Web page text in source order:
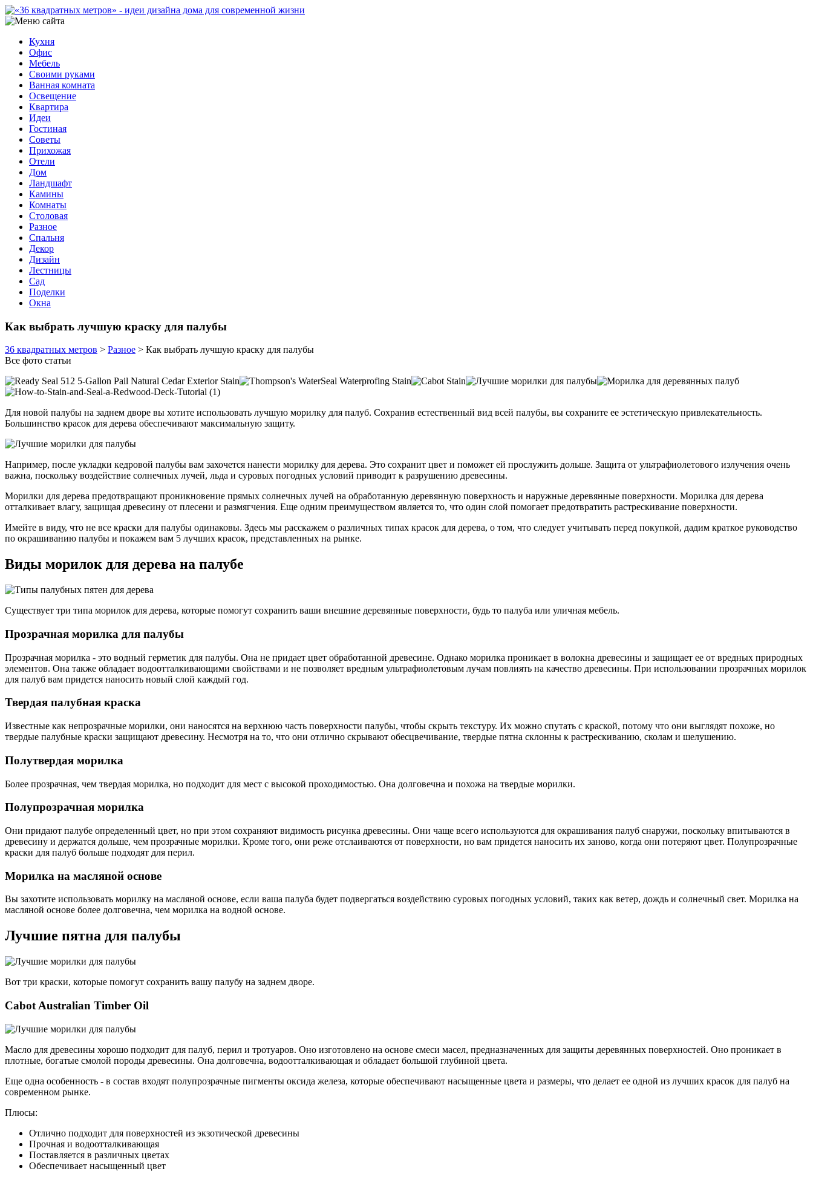
Кухня
Офис
Мебель
Своими руками
Ванная комната
Освещение
Квартира
Идеи
Гостиная
Советы
Прихожая
Отели
Дом
Ландшафт
Камины
Комнаты
Столовая
Разное
Спальня
Декор
Дизайн
Лестницы
Сад
Поделки
Окна
Как выбрать лучшую краску для палубы
36 квадратных метров > Разное > Как выбрать лучшую краску для палубы
Все фото статьи
Для новой палубы на заднем дворе вы хотите использовать лучшую морилку для палуб. Сохранив естественный вид всей палубы, вы сохраните ее эстетическую привлекательность.
Большинство красок для дерева обеспечивают максимальную защиту.
Например, после укладки кедровой палубы вам захочется нанести морилку для дерева. Это сохранит цвет и поможет ей прослужить дольше. Защита от ультрафиолетового излучения очень
важна, поскольку воздействие солнечных лучей, льда и суровых погодных условий приводит к разрушению древесины.
Морилки для дерева предотвращают проникновение прямых солнечных лучей на обработанную деревянную поверхность и наружные деревянные поверхности. Морилка для дерева
отталкивает влагу, защищая древесину от плесени и размягчения. Еще одним преимуществом является то, что один слой помогает предотвратить растрескивание поверхности.
Имейте в виду, что не все краски для палубы одинаковы. Здесь мы расскажем о различных типах красок для дерева, о том, что следует учитывать перед покупкой, дадим краткое руководство
по окрашиванию палубы и покажем вам 5 лучших красок, представленных на рынке.
Виды морилок для дерева на палубе
Существует три типа морилок для дерева, которые помогут сохранить ваши внешние деревянные поверхности, будь то палуба или уличная мебель.
Прозрачная морилка для палубы
Прозрачная морилка - это водный герметик для палубы. Она не придает цвет обработанной древесине. Однако морилка проникает в волокна древесины и защищает ее от вредных природных
элементов. Она также обладает водоотталкивающими свойствами и не позволяет вредным ультрафиолетовым лучам повлиять на качество древесины. При использовании прозрачных морилок
для палуб вам придется наносить новый слой каждый год.
Твердая палубная краска
Известные как непрозрачные морилки, они наносятся на верхнюю часть поверхности палубы, чтобы скрыть текстуру. Их можно спутать с краской, потому что они выглядят похоже, но
твердые палубные краски защищают древесину. Несмотря на то, что они отлично скрывают обесцвечивание, твердые пятна склонны к растрескиванию, сколам и шелушению.
Полутвердая морилка
Более прозрачная, чем твердая морилка, но подходит для мест с высокой проходимостью. Она долговечна и похожа на твердые морилки.
Полупрозрачная морилка
Они придают палубе определенный цвет, но при этом сохраняют видимость рисунка древесины. Они чаще всего используются для окрашивания палуб снаружи, поскольку впитываются в
древесину и держатся дольше, чем прозрачные морилки. Кроме того, они реже отслаиваются от поверхности, но вам придется наносить их заново, когда они потеряют цвет. Полупрозрачные
краски для палуб больше подходят для перил.
Морилка на масляной основе
Вы захотите использовать морилку на масляной основе, если ваша палуба будет подвергаться воздействию суровых погодных условий, таких как ветер, дождь и солнечный свет. Морилка на
масляной основе более долговечна, чем морилка на водной основе.
Лучшие пятна для палубы
Вот три краски, которые помогут сохранить вашу палубу на заднем дворе.
Cabot Australian Timber Oil
Масло для древесины хорошо подходит для палуб, перил и тротуаров. Оно изготовлено на основе смеси масел, предназначенных для защиты деревянных поверхностей. Оно проникает в
плотные, богатые смолой породы древесины. Она долговечна, водоотталкивающая и обладает большой глубиной цвета.
Еще одна особенность - в состав входят полупрозрачные пигменты оксида железа, которые обеспечивают насыщенные цвета и размеры, что делает ее одной из лучших красок для палуб на
современном рынке.
Плюсы:
Отлично подходит для поверхностей из экзотической древесины
Прочная и водоотталкивающая
Поставляется в различных цветах
Обеспечивает насыщенный цвет